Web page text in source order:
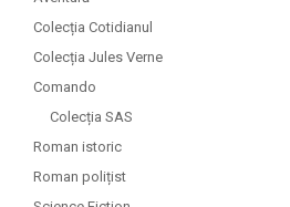
Colecția Cotidianul
Colecția Jules Verne
Comando
Colecția SAS
Roman istoric
Roman polițist